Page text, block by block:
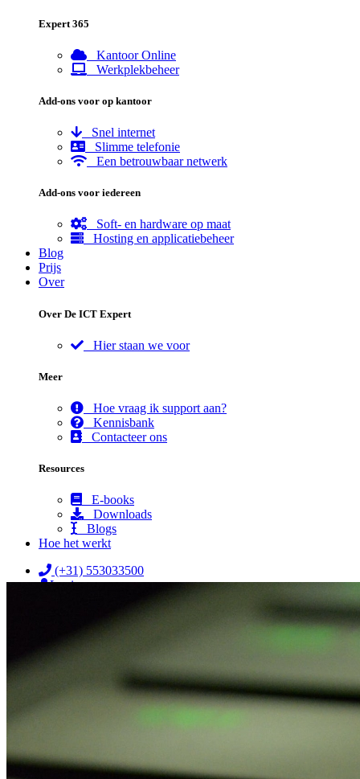
Expert 365
Kantoor Online
Werkplekbeheer
Add-ons voor op kantoor
Snel internet
Slimme telefonie
Een betrouwbaar netwerk
Add-ons voor iedereen
Soft- en hardware op maat
Hosting en applicatiebeheer
Blog
Prijs
Over
Over De ICT Expert
Hier staan we voor
Meer
Hoe vraag ik support aan?
Kennisbank
Contacteer ons
Resources
E-books
Downloads
Blogs
Hoe het werkt
(+31) 553033500
Login